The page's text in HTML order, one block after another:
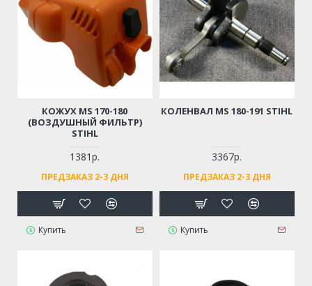
КОЖУХ MS 170-180
(ВОЗДУШНЫЙ ФИЛЬТР)
STIHL
1381р.
ПРЕДЗАКАЗ 2-3 ДНЯ
Купить
КОЛЕНВАЛ MS 180-191 STIHL
3367р.
ПРЕДЗАКАЗ 2-3 ДНЯ
Купить